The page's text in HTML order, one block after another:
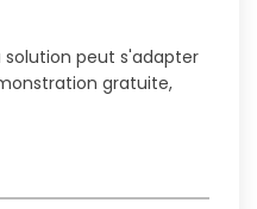
peut s'adapter
gratuite,